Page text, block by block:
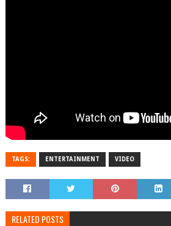
TAGS: ENTERTAINMENT VIDEO
RELATED POSTS